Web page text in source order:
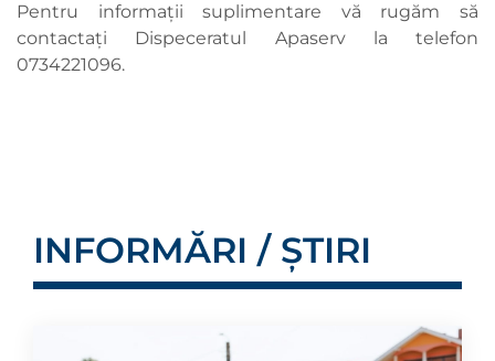
Pentru informații suplimentare vă rugăm să
contactați Dispeceratul Apaserv la telefon
0734221096.
INFORMĂRI / ȘTIRI